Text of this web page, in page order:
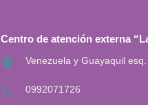
Centro de atención externa
Venezuela y Guayaquil
0992071726